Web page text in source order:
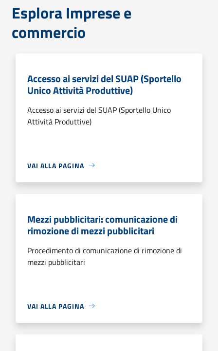
Esplora Imprese e
commercio
Accesso ai servizi del SUAP (Sportello
Unico Attività Produttive)
Accesso ai servizi del SUAP (Sportello Unico
Attività Produttive)
VAI ALLA PAGINA
Mezzi pubblicitari: comunicazione di
rimozione di mezzi pubblicitari
Procedimento di comunicazione di rimozione di
mezzi pubblicitari
VAI ALLA PAGINA